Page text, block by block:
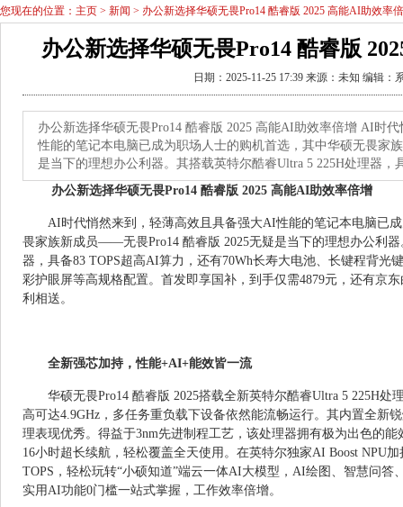
您现在的位置： 主页 > 新闻 > 办公新选择华硕无畏Pro14 酷睿版 2025 高能AI助效率
办公新选择华硕无畏Pro14 酷睿版
日期：2025-11-25 17:39 来源：未知 编辑：
办公新选择华硕无畏Pro14 酷睿版 2025 高能AI助效率倍增 AI时
性能的笔记本电脑已成为职场人士的购机首选，其中华硕无畏家
是当下的理想办公利器。其搭载英特尔酷睿Ultra 5 225H处理器，
办公新选择华硕无畏Pro14 酷睿版 2025 高能AI助效率倍增
AI时代悄然来到，轻薄高效且具备强大AI性能的笔记本电脑已
畏家族新成员——无畏Pro14 酷睿版 2025无疑是当下的理想办公利
器，具备83 TOPS超高AI算力，还有70Wh长寿大电池、长键程背光
彩护眼屏等高规格配置。首发即享国补，到手仅需4879元，还有京
利相送。
全新强芯加持，性能+AI+能效皆一流
华硕无畏Pro14 酷睿版 2025搭载全新英特尔酷睿Ultra 5 225H处
高可达4.9GHz，多任务重负载下设备依然能流畅运行。其内置全新
理表现优秀。得益于3nm先进制程工艺，该处理器拥有极为出色的
16小时超长续航，轻松覆盖全天使用。在英特尔独家AI Boost NPU
TOPS，轻松玩转“小硕知道”端云一体AI大模型，AI绘图、智慧问答
实用AI功能0门槛一站式掌握，工作效率倍增。